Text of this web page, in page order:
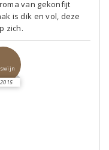
van gekonfijt
is dik en vol, deze
zich.
2015